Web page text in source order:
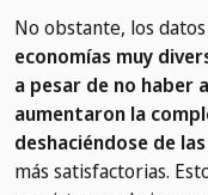
No obstante, los
economías muy
a pesar de no haber
aumentaron la
deshaciéndose de
más satisfactorias.